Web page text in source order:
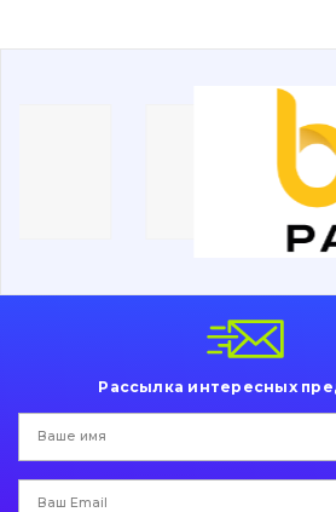
Рассылка интересных